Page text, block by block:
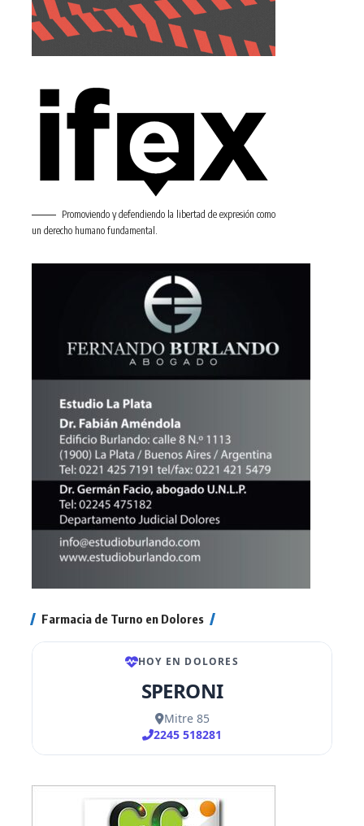
Promoviendo y defendiendo la libertad de expresión como
un derecho humano fundamental.
Farmacia de Turno en Dolores